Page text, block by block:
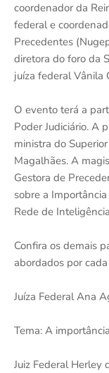
coordenador da
federal e
Precedentes
diretora do foro da
juíza federal Vânila
O evento terá a
Poder Judiciário. A
ministra do
Magalhães. A
Gestora de
sobre a
Rede de
Confira os demais
abordados por
Juíza Federal Ana
Tema: A
Juiz Federal Herley